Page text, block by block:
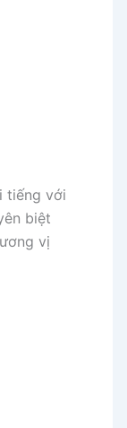
tiếng với
biệt
vị